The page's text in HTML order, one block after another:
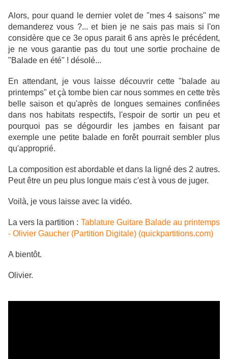
Alors, pour quand le dernier volet de "mes 4 saisons" me
demanderez vous ?... et bien je ne sais pas mais si l'on
considère que ce 3e opus parait 6 ans après le précédent,
je ne vous garantie pas du tout une sortie prochaine de
"Balade en été" ! désolé...
En attendant, je vous laisse découvrir cette "balade au
printemps" et çà tombe bien car nous sommes en cette très
belle saison et qu'après de longues semaines confinées
dans nos habitats respectifs, l'espoir de sortir un peu et
pourquoi pas se dégourdir les jambes en faisant par
exemple une petite balade en forêt pourrait sembler plus
qu'approprié.
La composition est abordable et dans la ligné des 2 autres.
Peut être un peu plus longue mais c'est à vous de juger.
Voilà, je vous laisse avec la vidéo.
La vers la partition : Tablature Guitare Balade au printemps
- Olivier Gaucher (Partition Digitale) (quickpartitions.com)
A bientôt.
Olivier.